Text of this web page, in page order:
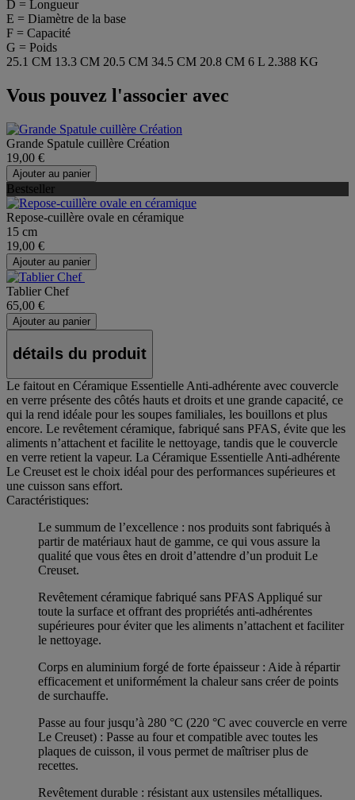
D = Longueur
E = Diamètre de la base
F = Capacité
G = Poids
25.1 CM 13.3 CM 20.5 CM 34.5 CM 20.8 CM 6 L 2.388 KG
Vous pouvez l'associer avec
Grande Spatule cuillère Création
19,00 €
Ajouter au panier
Bestseller
Repose-cuillère ovale en céramique
15 cm
19,00 €
Ajouter au panier
Tablier Chef
65,00 €
Ajouter au panier
détails du produit
Le faitout en Céramique Essentielle Anti-adhérente avec couvercle
en verre présente des côtés hauts et droits et une grande capacité, ce
qui la rend idéale pour les soupes familiales, les bouillons et plus
encore. Le revêtement céramique, fabriqué sans PFAS, évite que les
aliments n’attachent et facilite le nettoyage, tandis que le couvercle
en verre retient la vapeur. La Céramique Essentielle Anti-adhérente
Le Creuset est le choix idéal pour des performances supérieures et
une cuisson sans effort.
Caractéristiques:
Le summum de l’excellence : nos produits sont fabriqués à
partir de matériaux haut de gamme, ce qui vous assure la
qualité que vous êtes en droit d’attendre d’un produit Le
Creuset.
Revêtement céramique fabriqué sans PFAS Appliqué sur
toute la surface et offrant des propriétés anti-adhérentes
supérieures pour éviter que les aliments n’attachent et faciliter
le nettoyage.
Corps en aluminium forgé de forte épaisseur : Aide à répartir
efficacement et uniformément la chaleur sans créer de points
de surchauffe.
Passe au four jusqu’à 280 °C (220 °C avec couvercle en verre
Le Creuset) : Passe au four et compatible avec toutes les
plaques de cuisson, il vous permet de maîtriser plus de
recettes.
Revêtement durable : résistant aux ustensiles métalliques.